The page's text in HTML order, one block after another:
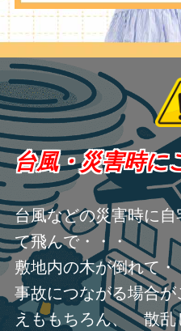
台風・災害時に
台風などの災害時に
て飛んで・・・
敷地内の木が倒れて・
事故につながる場合
えももちろん、 散乱